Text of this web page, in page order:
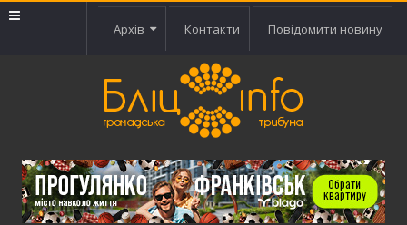
Архів Контакти Повідомити новину